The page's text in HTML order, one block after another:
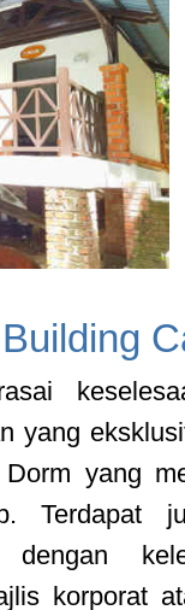
yang
yang
Terdapat
korporat